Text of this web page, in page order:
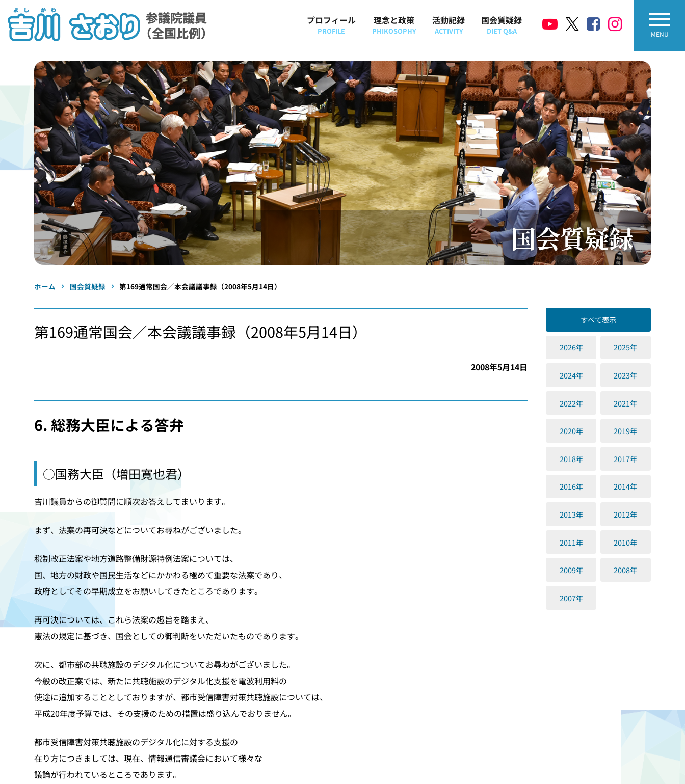
プロフィール
PROFILE
理念と政策
PHIKOSOPHY
活動記録
ACTIVITY
国会質疑録
DIET Q&A MENU
国会質疑録
ホーム 国会質疑録 第169通常国会／本会議議事録（2008年5月14日）
第169通常国会／本会議議事録（2008年5月14日）
2008年5月14日
6. 総務大臣による答弁
○国務大臣（増田寛也君）
吉川議員からの御質問に順次お答えしてまいります。
まず、法案の再可決などについてお尋ねがございました。
税制改正法案や地方道路整備財源特例法案については、
国、地方の財政や国民生活などにかかわる極めて重要な法案であり、
政府としてその早期成立をお願いしてきたところであります。
再可決については、これら法案の趣旨を踏まえ、
憲法の規定に基づき、国会としての御判断をいただいたものであります。
次に、都市部の共聴施設のデジタル化についてお尋ねがございました。
今般の改正案では、新たに共聴施設のデジタル化支援を電波利用料の
使途に追加することとしておりますが、都市受信障害対策共聴施設については、
平成20年度予算では、その支援のための措置は盛り込んでおりません。
都市受信障害対策共聴施設のデジタル化に対する支援の
在り方につきましては、現在、情報通信審議会において様々な
議論が行われているところであります。
すべて表示
2026年 2025年
2024年 2023年
2022年 2021年
2020年 2019年
2018年 2017年
2016年 2014年
2013年 2012年
2011年 2010年
2009年 2008年
2007年